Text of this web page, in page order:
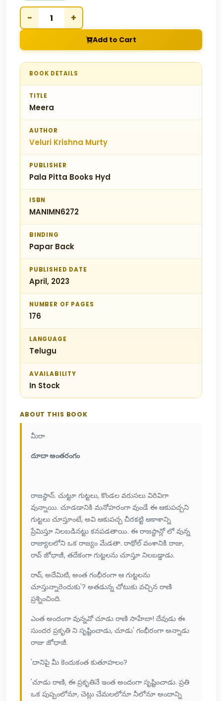
− +
Add to Cart
BOOK DETAILS
TITLE
Meera
AUTHOR
Veluri Krishna Murty
PUBLISHER
Pala Pitta Books Hyd
ISBN
MANIMN6272
BINDING
Papar Back
PUBLISHED DATE
April, 2023
NUMBER OF PAGES
176
LANGUAGE
Telugu
AVAILABILITY
In Stock
ABOUT THIS BOOK
మీరా
దూదా అంతరంగం
రాజస్థాన్. చుట్టూ గుట్టలు, కొండల వరుసలు విరివిగా
వున్నాయి. చూడడానికి మనోహరంగా వుండే ఈ ఆకుపచ్చని
గుట్టలు చూస్తూంటే, అవి ఆకుపచ్చ చీరకట్టి ఆకాశాన్ని
ప్రేమిస్తూ నిలబడినట్టు కనపడతాయి. ఈ రాజస్థాన్లో లో వున్న
రాజ్యాలలోని ఒక రాజ్యం మేడతా. రాథోల్ వంశానికి రాజు,
రావ్ జోధాజీ, తదేకంగా గుట్టలను చూస్తూ నిలబడ్డాడు.
రావ్, అదేమిటి, అంత గంభీరంగా ఆ గుట్టలను
చూస్తున్నారెందుకు'? అతడున్న చోటుకు వచ్చిన రాణి
ప్రశ్నించింది.
ఎంత అందంగా వున్నవో చూడు రాణి సాహేబా! దేవుడు ఈ
సుందర ప్రకృతి ని సృష్టించాడు, చూడు' గంభీరంగా అన్నాడు
రాజు జోధాజీ.
'దానిపై మీ కెందుకంత కుతూహలం?
'చూడు రాణి, ఈ ప్రకృతినే ఇంత అందంగా సృష్టించాడు. ప్రతి
ఒక పుష్పంలోనూ, చెట్లు చేమలలోనూ నీలోనూ అందాన్ని